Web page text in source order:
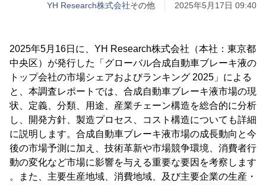
YH Research株式会社その他 2025年5月17日 09:40
2025年5月16日に、YH Research株式会社（本社：東京都
中央区）が発行した「グローバル合成自動車ブレーキ液の
トップ会社の市場シェアおよびランキング 2025」による
と、本調査レポートでは、合成自動車ブレーキ液市場の現
状、定義、分類、用途、産業チェーン構造を総合的に分析
し、開発方針、製造プロセス、コスト構造についても詳細
に説明します。合成自動車ブレーキ液市場の成長動向と今
後の市場予測に加え、技術革新や市場競争環境、消費者行
動の変化など市場に影響を与える重要な要因を考察します
。また、主要生産地域、消費地域、及び主要企業の生産・